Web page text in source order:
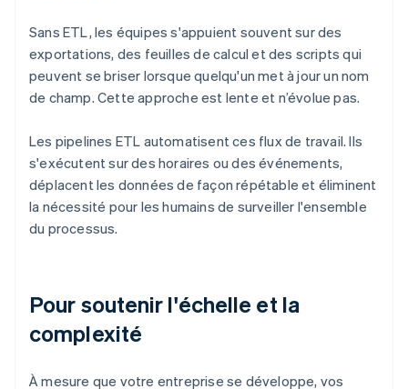
Sans ETL, les équipes s'appuient souvent sur des
exportations, des feuilles de calcul et des scripts qui
peuvent se briser lorsque quelqu'un met à jour un nom
de champ. Cette approche est lente et n’évolue pas.
Les pipelines ETL automatisent ces flux de travail. Ils
s'exécutent sur des horaires ou des événements,
déplacent les données de façon répétable et éliminent
la nécessité pour les humains de surveiller l'ensemble
du processus.
Pour soutenir l'échelle et la
complexité
À mesure que votre entreprise se développe, vos